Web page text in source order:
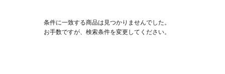
条件に一致する商品は見つかりませんでした。
お手数ですが、検索条件を変更してください。